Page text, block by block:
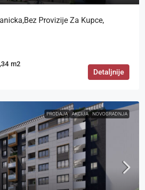
Provizije Za Kupce,
m2
Detaljnije
PRODAJA AKCIJA NOVOGRADNJA